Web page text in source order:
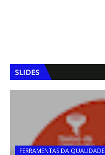
SLIDES
FERRAMENTAS DA QUALIDADE